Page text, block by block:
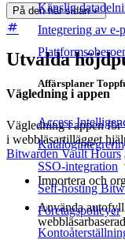
Känslig
Integrering av e-
Affärsplaner
Access
SSO-integration
Self-hosting
Företagspolicyer
På den här sidan
Utvalda
Vägledning i appen
Vägledning i appen
i webbläsartillägget
Bitwarden Vault Hours
Importera och
Använda